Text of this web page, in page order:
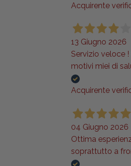
Acquirente
13 Giugno 2026
Servizio veloce
motivi miei di
Acquirente
04 Giugno 2026
Ottima
soprattutto a